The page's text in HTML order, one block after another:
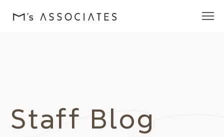
エムズを愛する人たち
Staff Blog